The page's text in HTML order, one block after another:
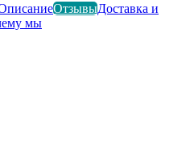
ОтзывыДоставка и
мы